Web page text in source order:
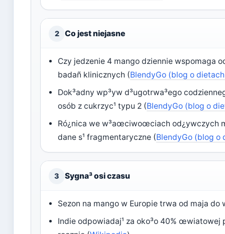
2 Co jest niejasne
Czy jedzenie 4 mango dziennie wspomaga
badañ klinicznych (BlendyGo (blog o
Dok³adny wp³yw d³ugotrwa³ego
osób z cukrzyc¹ typu 2 (BlendyGo (blog o
Ró¿nica we w³aœciwoœciach od¿ywczych
dane s¹ fragmentaryczne (BlendyGo (blog o
3 Sygna³ osi czasu
Sezon na mango w Europie trwa od maja
Indie odpowiadaj¹ za oko³o 40%